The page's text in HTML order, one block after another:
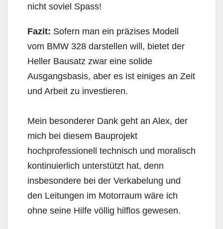
nicht soviel Spass!
Fazit: Sofern man ein präzises Modell
vom BMW 328 darstellen will, bietet der
Heller Bausatz zwar eine solide
Ausgangsbasis, aber es ist einiges an Zeit
und Arbeit zu investieren.
Mein besonderer Dank geht an Alex, der
mich bei diesem Bauprojekt
hochprofessionell technisch und moralisch
kontinuierlich unterstützt hat, denn
insbesondere bei der Verkabelung und
den Leitungen im Motorraum wäre ich
ohne seine Hilfe völlig hilflos gewesen.